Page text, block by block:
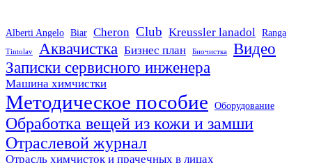
Alberti Angelo Biar Cheron Club Kreussler lanadol Ranga
Tintolav Аквачистка Бизнес план Биочистка
Видео
Записки сервисного инженера
Машина химчистки
Методическое пособие Оборудование
Обработка вещей из кожи и замши
Отраслевой журнал
Отрасль химчисток и прачечных в лицах
Использование Яндекс
Метрики и cookie
Наш сайт использует сервис Яндекс Метрика для
анализа поведения пользователей и улучшения